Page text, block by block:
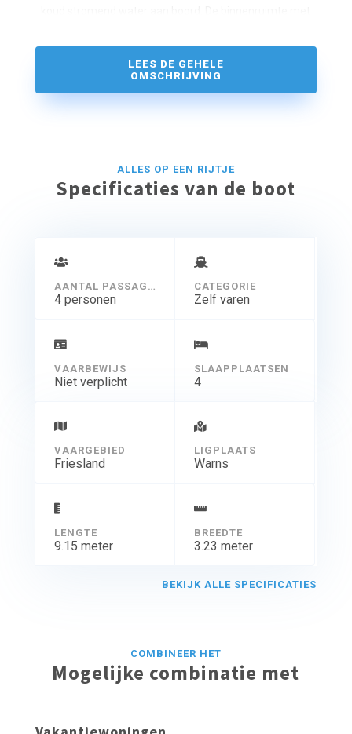
tweepersoons achterhut maken dat het schip geschikt is
voor 4 personen. Het schip heeft een zuinige
binnenboord diesel van 18 pk. De Jeanneau Sun Light 30
LEES DE GEHELE
OMSCHRIJVING
ALLES OP EEN RIJTJE
Specificaties van de boot
AANTAL PASSAGIERS
4 personen
CATEGORIE
Zelf varen
VAARBEWIJS
Niet verplicht
SLAAPPLAATSEN
4
VAARGEBIED
Friesland
LIGPLAATS
Warns
LENGTE
9.15 meter
BREEDTE
3.23 meter
BEKIJK ALLE SPECIFICATIES
COMBINEER HET
Mogelijke combinatie met